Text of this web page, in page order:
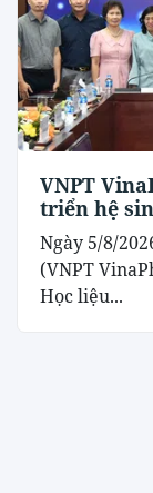
VNPT
triển hệ
Ngày 5/8/
(VNPT
Học liệu...